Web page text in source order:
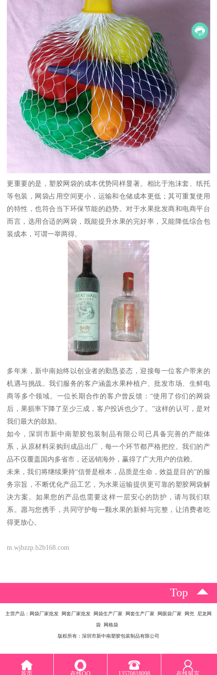
更重要的是，塑胶网袋的成本优势同样显著。相比于泡沫套、纸托
等包装，网袋占用空间更小，运输和仓储成本更低；其可重复使用
的特性，也符合当下环保节能的趋势。对于水果批发商和电商平台
而言，选用合适的网袋，既能提升水果的完好率，又能降低综合包
装成本，可谓一举两得。
多年来，新中南始终以创业者的勤恳姿态，迎接每一位客户带来的
机遇与挑战。我们服务的客户涵盖水果种植户、批发市场、生鲜电
商等多个领域。一位长期合作的客户曾反馈：“使用了你们的网袋
后，果损率下降了至少三成，客户投诉也少了。”这样的认可，是对
我们最大的鼓励。
如今，深圳市新中南塑胶包装制品有限公司已具备完善的产能体
系，从原材料采购到成品出厂，每一个环节都严格把控。我们的产
品不仅覆盖国内多省市，还远销海外，赢得了广大用户的信赖。
未来，我们将继续秉持“信誉是根本，品质是生命，效益是目的”的服
务宗旨，不断优化产品工艺，为水果运输提供更可靠的塑胶网袋解
决方案。如果您的产品也需要这样一层安心的防护，请与我们联
系。愿与您携手，共同守护每一颗水果的新鲜与完整，让消费者吃
得更放心。
m.wjbzzp.b2b168.com
Top
主营产品：网袋厂家批发 网套厂家批发 网袋生产厂家 网套生产厂家 网眼袋厂家 网兜 尼龙网
袋 网格袋
版权所有：深圳市新中南塑胶包装制品有限公司
首页 在线QQ 13570818098 在线留言